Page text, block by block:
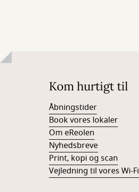
Kom hurtigt til
Åbningstider
Book vores lokaler
Om eReolen
Nyhedsbreve
Print, kopi og scan
Vejledning til vores Wi-Fi